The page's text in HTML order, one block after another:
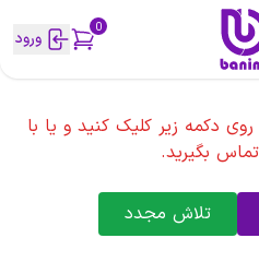
0 ورود
دکمه زیر کلیک کنید و یا با
بگیرید.
تلاش مجدد